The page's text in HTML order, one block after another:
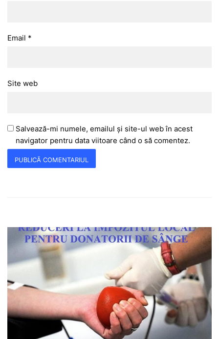
Email *
Site web
Salvează-mi numele, emailul și site-ul web în acest
navigator pentru data viitoare când o să comentez.